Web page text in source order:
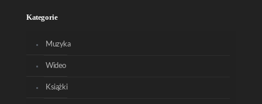
Kategorie
Muzyka
Wideo
Książki